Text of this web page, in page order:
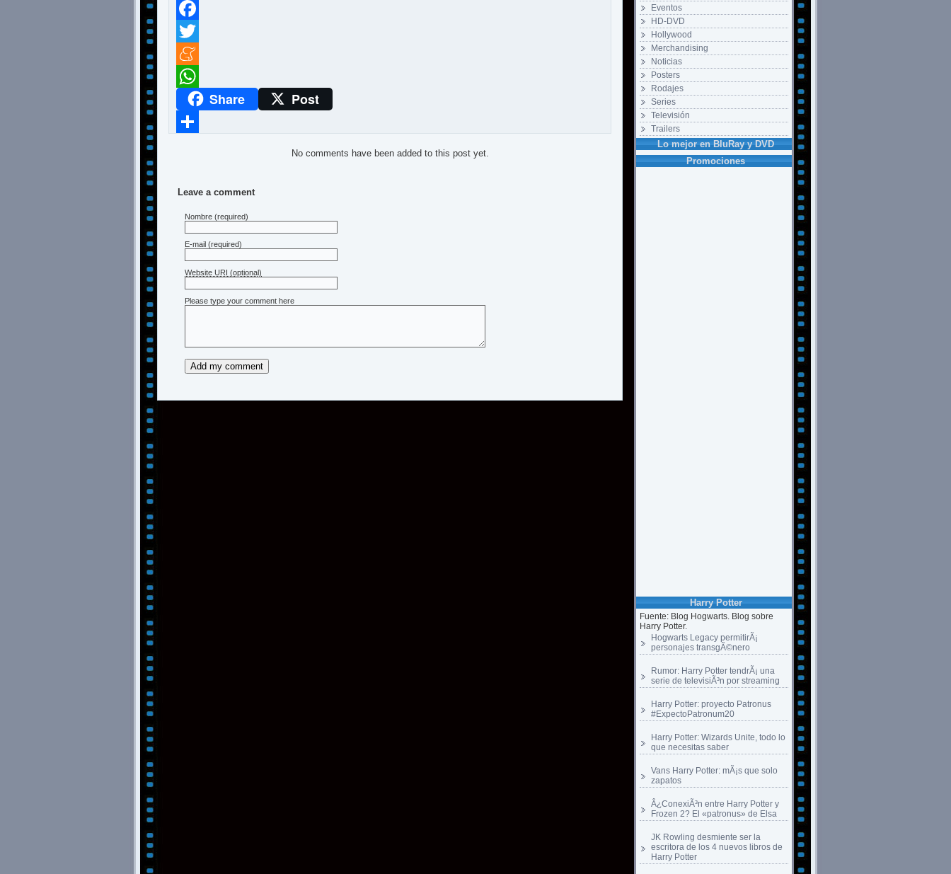
Eventos
HD-DVD
Hollywood
Merchandising
Noticias
Posters
Rodajes
Series
Televisión
Trailers
Lo mejor en BluRay y DVD
Promociones
Harry Potter
Fuente: Blog Hogwarts. Blog sobre
Harry Potter.
Hogwarts Legacy permitirÃ¡
personajes transgÃ©nero
Rumor: Harry Potter tendrÃ¡ una
serie de televisiÃ³n por streaming
Harry Potter: proyecto Patronus
#ExpectoPatronum20
Harry Potter: Wizards Unite, todo lo
que necesitas saber
Vans Harry Potter: mÃ¡s que solo
zapatos
Â¿ConexiÃ³n entre Harry Potter y
Frozen 2? El «patronus» de Elsa
JK Rowling desmiente ser la
escritora de los 4 nuevos libros de
Harry Potter
Facebook
Twitter
Meneame
WhatsAppShare Post
No comments have been added to this post yet.
Leave a comment
Nombre (required)
E-mail (required)
Website URI (optional)
Please type your comment here